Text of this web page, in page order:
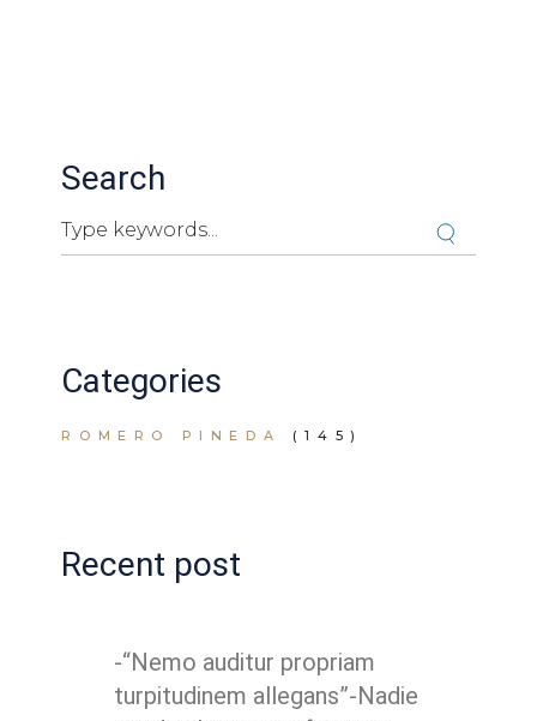
Search
Search
Categories
ROMERO PINEDA (145)
Recent post
-“Nemo auditur propriam
turpitudinem allegans”-Nadie